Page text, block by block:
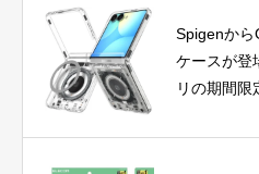
Spigenから
ケースが登
リの期間限